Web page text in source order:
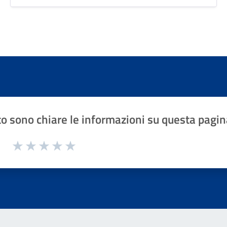
sono chiare le informazioni su questa
1 a 5 stelle la pagina